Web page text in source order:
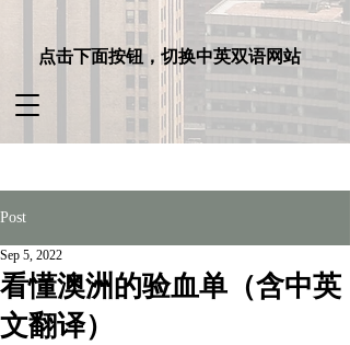
点击下面按钮，切换中英双语网站
Post
看懂澳洲的验血单（含中英
文翻译）
Sep 5, 2022